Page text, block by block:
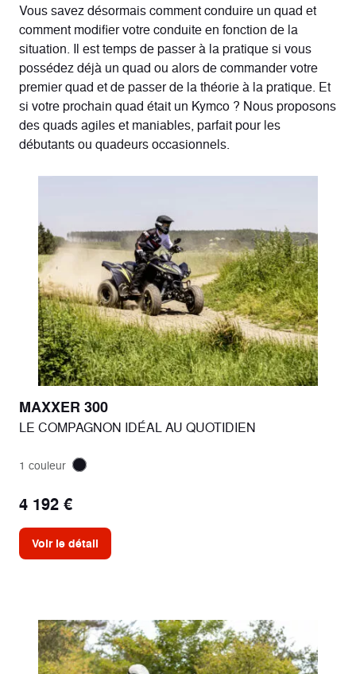
Vous savez désormais comment conduire un quad et
comment modifier votre conduite en fonction de la
situation. Il est temps de passer à la pratique si vous
possédez déjà un quad ou alors de commander votre
premier quad et de passer de la théorie à la pratique. Et
si votre prochain quad était un Kymco ? Nous proposons
des quads agiles et maniables, parfait pour les
débutants ou quadeurs occasionnels.
MAXXER 300
LE COMPAGNON IDÉAL AU QUOTIDIEN
1 couleur
4 192 €
Voir le détail